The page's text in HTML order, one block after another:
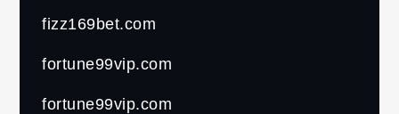
fizz169bet.com
fortune99vip.com
fortune99vip.com